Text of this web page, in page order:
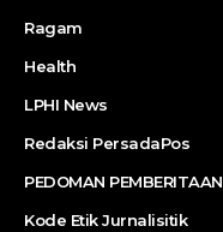
Ragam
Health
LPHI News
Redaksi PersadaPos
PEDOMAN
Kode Etik Jurnalisitik